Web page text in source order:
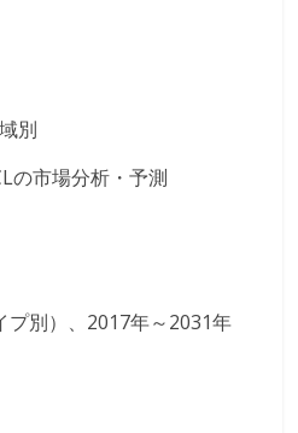
別
の市場分析・予測
プ別）、2017年～2031年